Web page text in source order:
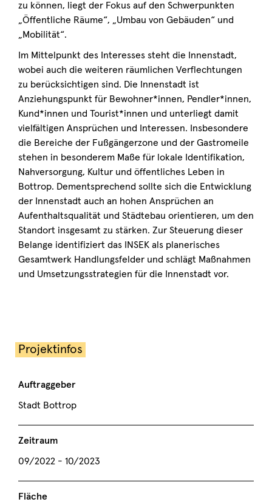
zu können, liegt der Fokus auf den Schwerpunkten
„Öffentliche Räume“, „Umbau von Gebäuden“ und
„Mobilität“.
Im Mittelpunkt des Interesses steht die Innenstadt,
wobei auch die weiteren räumlichen Verflechtungen
zu berücksichtigen sind. Die Innenstadt ist
Anziehungspunkt für Bewohner*innen, Pendler*innen,
Kund*innen und Tourist*innen und unterliegt damit
vielfältigen Ansprüchen und Interessen. Insbesondere
die Bereiche der Fußgängerzone und der Gastromeile
stehen in besonderem Maße für lokale Identifikation,
Nahversorgung, Kultur und öffentliches Leben in
Bottrop. Dementsprechend sollte sich die Entwicklung
der Innenstadt auch an hohen Ansprüchen an
Aufenthaltsqualität und Städtebau orientieren, um den
Standort insgesamt zu stärken. Zur Steuerung dieser
Belange identifiziert das INSEK als planerisches
Gesamtwerk Handlungsfelder und schlägt Maßnahmen
und Umsetzungsstrategien für die Innenstadt vor.
Projektinfos
Auftraggeber
Stadt Bottrop
Zeitraum
09/2022 - 10/2023
Fläche